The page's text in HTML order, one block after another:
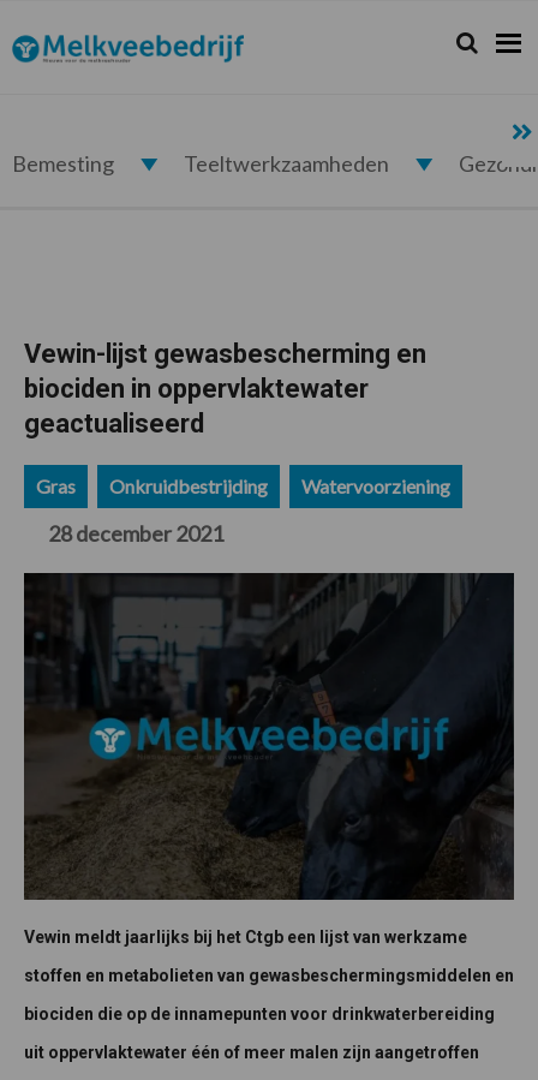
de
hoofdnavigatie
de
hoofd
de
eerste
de
voettekst
Melkveebedrijf.nl Zoeken...
Zoek
Bemesting Teeltwerkzaamheden
Vewin-lijst gewasbescherming en
biociden in oppervlaktewater
geactualiseerd
Gras Onkruidbestrijding Watervoorziening
28 december 2021
Vewin meldt jaarlijks bij het Ctgb een lijst van werkzame
stoffen en metabolieten van gewasbeschermingsmiddelen en
biociden die op de innamepunten voor drinkwaterbereiding
uit oppervlaktewater één of meer malen zijn aangetroffen